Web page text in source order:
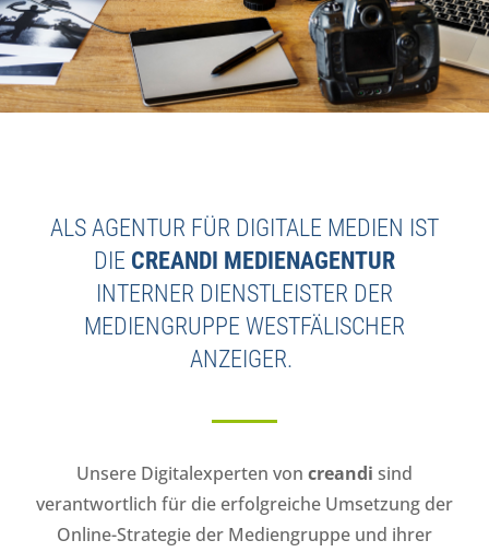
ALS AGENTUR FÜR DIGITALE MEDIEN IST
DIE CREANDI MEDIENAGENTUR
INTERNER DIENSTLEISTER DER
MEDIENGRUPPE WESTFÄLISCHER
ANZEIGER.
Unsere Digitalexperten von creandi sind
verantwortlich für die erfolgreiche Umsetzung der
Online-Strategie der Mediengruppe und ihrer